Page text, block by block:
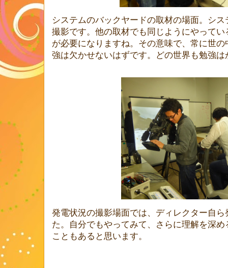
システムのバックヤードの取材の場面。シ
撮影です。他の取材でも同じようにやって
が必要になりますね。その意味で、常に世
強は欠かせないはずです。どの世界も勉強は
発電状況の撮影場面では、ディレクター自
た。自分でもやってみて、さらに理解を深
こともあると思います。